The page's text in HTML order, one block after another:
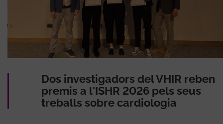
Dos investigadors del VHIR reben
premis a l'ISHR 2026 pels seus
treballs sobre cardiologia